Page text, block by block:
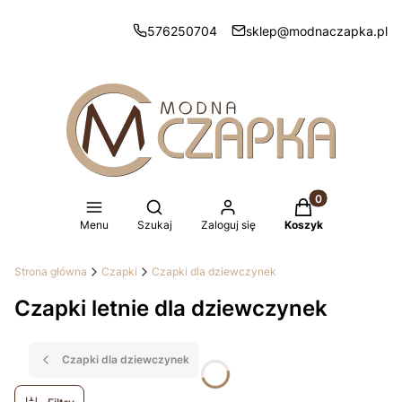
576250704 sklep@modnaczapka.pl
Menu
Otwórz wyszukiwarkę
Szukaj Zaloguj się
Produkty w
Koszyk
Strona główna Czapki Czapki dla dziewczynek
Czapki letnie dla dziewczynek
Czapki dla dziewczynek